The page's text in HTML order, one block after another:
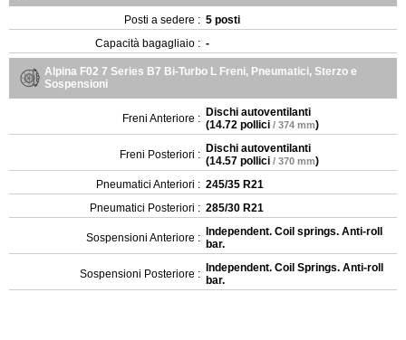
Posti a sedere : 5 posti
Capacità bagagliaio : -
Alpina F02 7 Series B7 Bi-Turbo L Freni, Pneumatici, Sterzo e
Sospensioni
Freni Anteriore : Dischi autoventilanti
(14.72 pollici / 374 mm)
Freni Posteriori : Dischi autoventilanti
(14.57 pollici / 370 mm)
Pneumatici Anteriori : 245/35 R21
Pneumatici Posteriori : 285/30 R21
Sospensioni Anteriore : Independent. Coil springs. Anti-roll
bar.
Sospensioni Posteriore : Independent. Coil Springs. Anti-roll
bar.